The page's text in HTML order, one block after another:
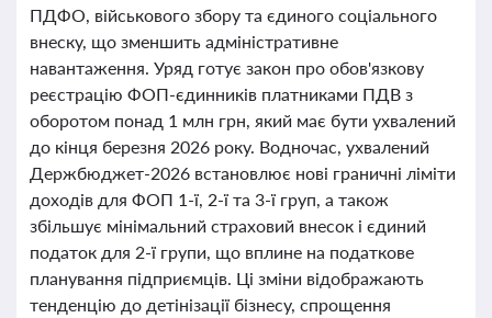
ПДФО, військового збору та єдиного соціального
внеску, що зменшить адміністративне
навантаження. Уряд готує закон про обов'язкову
реєстрацію ФОП-єдинників платниками ПДВ з
оборотом понад 1 млн грн, який має бути ухвалений
до кінця березня 2026 року. Водночас, ухвалений
Держбюджет-2026 встановлює нові граничні ліміти
доходів для ФОП 1-ї, 2-ї та 3-ї груп, а також
збільшує мінімальний страховий внесок і єдиний
податок для 2-ї групи, що вплине на податкове
планування підприємців. Ці зміни відображають
тенденцію до детінізації бізнесу, спрощення